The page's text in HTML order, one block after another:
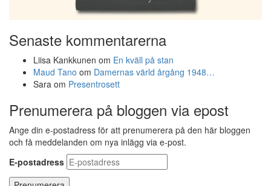
Senaste kommentarerna
Liisa Kankkunen om En kväll på stan
Maud Tano om Damernas värld årgång 1948…
Sara om Presentrosett
Prenumerera på bloggen via epost
Ange din e-postadress för att prenumerera på den här bloggen
och få meddelanden om nya inlägg via e-post.
E-postadress